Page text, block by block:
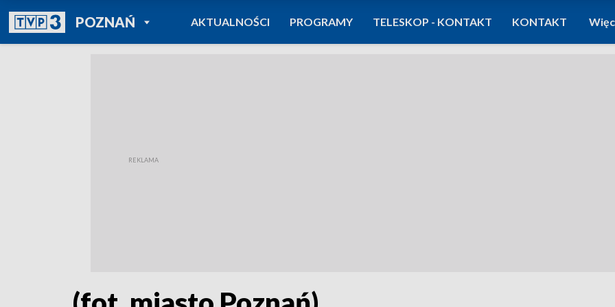
POZNAŃPOWRÓT DO
TVP REGIONY
AKTUALNOŚCI PROGRAMY TELESKOP - KONTAKT KONTAKT